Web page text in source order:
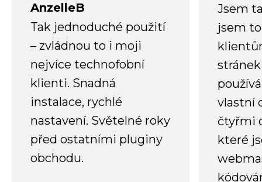
AnzelleB
Tak jednoduché použití
– zvládnou to i moji
nejvíce technofobní
klienti. Snadná
instalace, rychlé
nastavení. Světelné roky
před ostatními pluginy
obchodu.
Jsem
jsem
vlastní
čtyřmi
které